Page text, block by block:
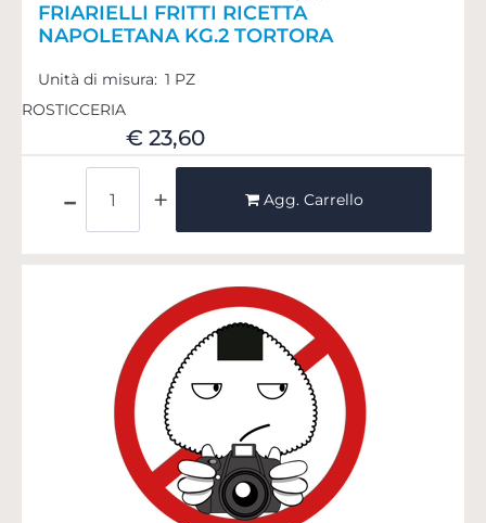
FRIARIELLI FRITTI RICETTA
NAPOLETANA KG.2 TORTORA
Unità di misura: 1 PZ
ROSTICCERIA
€ 23,60
Agg. Carrello